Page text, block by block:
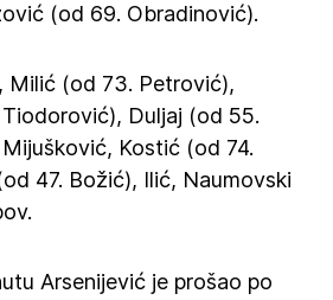
(od 69. Obradinović).
Milić (od 73. Petrović),
Duljaj (od 55.
Kostić (od 74.
47. Božić), Ilić, Naumovski
Arsenijević je prošao po